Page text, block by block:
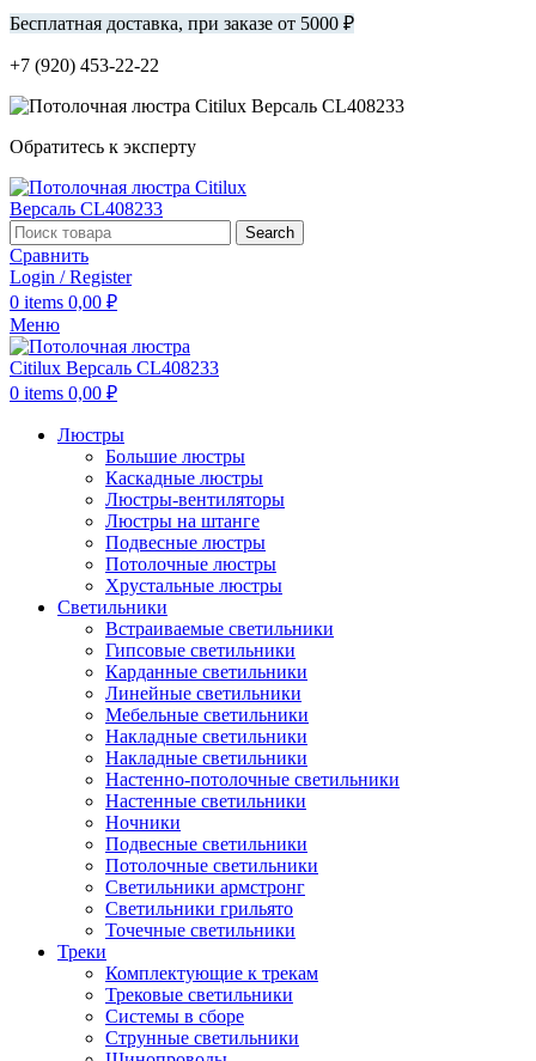
Бесплатная доставка, при заказе от 5000 ₽
+7 (920) 453-22-22
Обратитесь к эксперту
Search
Сравнить
Login / Register
0 items 0,00 ₽
Меню
0 items 0,00 ₽
Люстры
Большие люстры
Каскадные люстры
Люстры-вентиляторы
Люстры на штанге
Подвесные люстры
Потолочные люстры
Хрустальные люстры
Светильники
Встраиваемые светильники
Гипсовые светильники
Карданные светильники
Линейные светильники
Мебельные светильники
Накладные светильники
Накладные светильники
Настенно-потолочные светильники
Настенные светильники
Ночники
Подвесные светильники
Потолочные светильники
Светильники армстронг
Светильники грильято
Точечные светильники
Треки
Комплектующие к трекам
Трековые светильники
Системы в сборе
Струнные светильники